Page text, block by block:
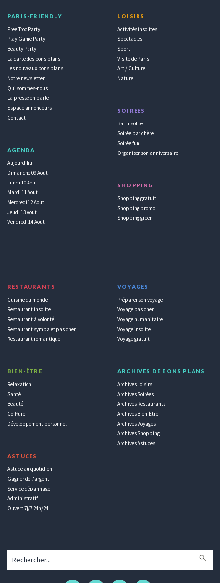
PARIS-FRIENDLY
Free Troc Party
Play Game Party
Beauty Party
La carte des bons plans
Les nouveaux bons plans
Notre newsletter
Qui sommes-nous
La presse en parle
Espace annonceurs
Contact
AGENDA
Aujourd'hui
Dimanche 09 Aout
Lundi 10 Aout
Mardi 11 Aout
Mercredi 12 Aout
Jeudi 13 Aout
Vendredi 14 Aout
LOISIRS
Activités insolites
Spectacles
Sport
Visite de Paris
Art / Culture
Nature
SOIRÉES
Bar insolite
Soirée par chère
Soirée fun
Organiser son anniversaire
SHOPPING
Shopping gratuit
Shopping promo
Shopping green
RESTAURANTS
Cuisine du monde
Restaurant insolite
Restaurant à volonté
Restaurant sympa et pas cher
Restaurant romantique
BIEN-ÊTRE
Relaxation
Santé
Beauté
Coiffure
Développement personnel
ASTUCES
Astuce au quotidien
Gagner de l'argent
Service dépannage
Administratif
Ouvert 7j/7 24h/24
VOYAGES
Préparer son voyage
Voyage pas cher
Voyage humanitaire
Voyage insolite
Voyage gratuit
ARCHIVES DE BONS PLANS
Archives Loisirs
Archives Soirées
Archives Restaurants
Archives Bien-Être
Archives Voyages
Archives Shopping
Archives Astuces